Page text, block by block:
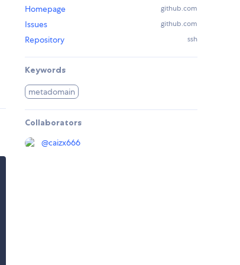
Homepage github.com
Issues github.com
Repository ssh
Keywords
metadomain
Collaborators
@caizx666